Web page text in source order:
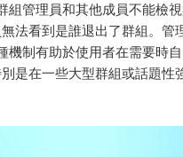
組管理員和其他成員不能檢
法看到是誰退出了群組。管
機制有助於使用者在需要時
是在一些大型群組或話題性